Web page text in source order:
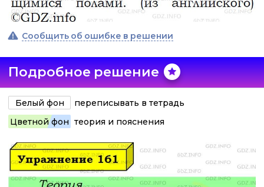
Сообщить об ошибке в решении
Подробное решение
Белый фон
переписывать в тетрадь
Цветной фон теория и пояснения